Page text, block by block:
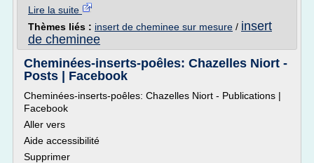
Lire la suite
Thèmes liés : insert de cheminee sur mesure / insert
de cheminee
Cheminées-inserts-poêles: Chazelles Niort -
Posts | Facebook
Cheminées-inserts-poêles: Chazelles Niort - Publications |
Facebook
Aller vers
Aide accessibilité
Supprimer